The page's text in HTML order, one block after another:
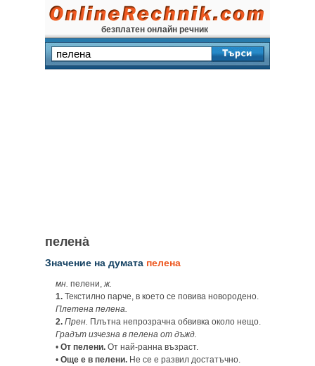
безплатен онлайн речник
пелена̀
Значение на думата пелена
мн. пелени,ж.
1. Текстилно парче, в което се повива новородено.
Плетена пелена.
2. Прен. Плътна непрозрачна обвивка около нещо.
Градът изчезна в пелена от дъжд.
• От пелени. От най-ранна възраст.
• Още е в пелени. Не се е развил достатъчно.